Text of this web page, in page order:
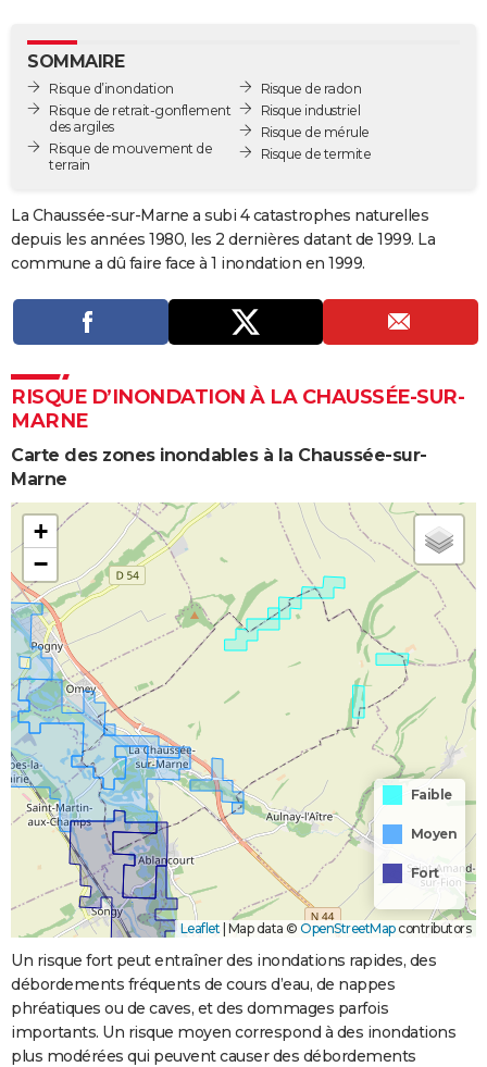
GUIDES D'ACHAT
BONS PLANS
CARTE DE VOEUX
Dictionnaire
Biographies
Citations
Expressions
Proverbes
PROGRAMME TV
Se connecter
Entreprises
Service militaire
Avis de recherche
AVIS DE DÉCÈS
FORUM
Bricolage
Lifestyle
Culture
Sport
Auto
Television
Voyage
Cinema
SOMMAIRE
Risque d’inondation
Risque de retrait-gonflement
des argiles
Risque de mouvement de
terrain
Risque de radon
Risque industriel
Risque de mérule
Risque de termite
La Chaussée-sur-Marne a subi 4 catastrophes naturelles
depuis les années 1980, les 2 dernières datant de 1999. La
commune a dû faire face à 1 inondation en 1999.
RISQUE D’INONDATION À LA CHAUSSÉE-SUR-
MARNE
Carte des zones inondables à la Chaussée-sur-
Marne
+
−
Faible
Moyen
Fort
Leaflet | Map data © OpenStreetMapcontributors
Un risque fort peut entraîner des inondations rapides, des
débordements fréquents de cours d’eau, de nappes
phréatiques ou de caves, et des dommages parfois
importants. Un risque moyen correspond à des inondations
plus modérées qui peuvent causer des débordements